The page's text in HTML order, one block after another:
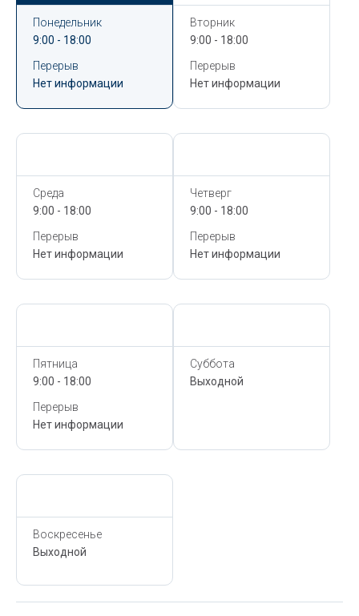
Понедельник
9:00 - 18:00
Перерыв
Нет информации
Вторник
9:00 - 18:00
Перерыв
Нет информации
Среда
9:00 - 18:00
Перерыв
Нет информации
Четверг
9:00 - 18:00
Перерыв
Нет информации
Пятница
9:00 - 18:00
Перерыв
Нет информации
Суббота
Выходной
Воскресенье
Выходной